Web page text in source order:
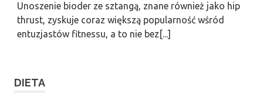
Unoszenie bioder ze sztangą, znane również jako hip
thrust, zyskuje coraz większą popularność wśród
entuzjastów fitnessu, a to nie bez[...]
DIETA